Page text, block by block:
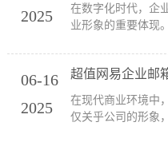
2025
在数字化时代，企
业形象的重要体现
作为行业内的佼佼
服务，赢得了众多
网络...
06-16
2025
在现代商业环境中
仅关乎公司的形象